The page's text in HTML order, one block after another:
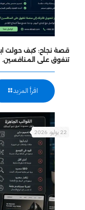
قصة نجاح: كيف حولت
تتفوق على المنافسين.
اقرأ المزيد
22 يوليو، 2026